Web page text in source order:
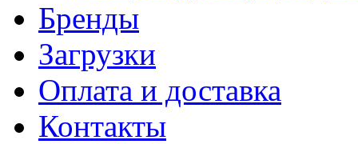
Бренды
Загрузки
Оплата и доставка
Контакты